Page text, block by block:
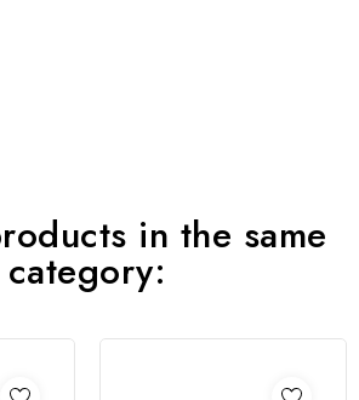
in the same
category: